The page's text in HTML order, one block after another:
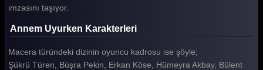
imzasını taşıyor.
Annem Uyurken Karakterleri
Macera türündeki dizinin oyuncu kadrosu ise şöyle;
Şükrü Türen, Büşra Pekin, Erkan Köse, Hümeyra Akbay, Bülent